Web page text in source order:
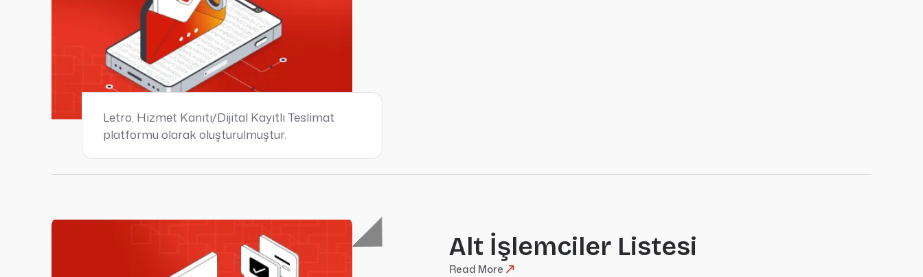
Letro, Hizmet Kanıtı/Dijital Kayıtlı Teslimat
platformu olarak oluşturulmuştur.
Alt İşlemciler Listesi
Read More